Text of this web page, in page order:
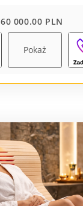
60 000.00 PLN
Pokaż